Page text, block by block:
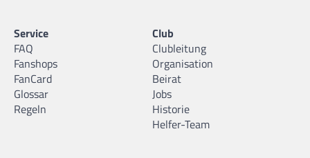
Service
FAQ
Fanshops
FanCard
Glossar
Regeln
Club
Clubleitung
Organisation
Beirat
Jobs
Historie
Helfer-Team